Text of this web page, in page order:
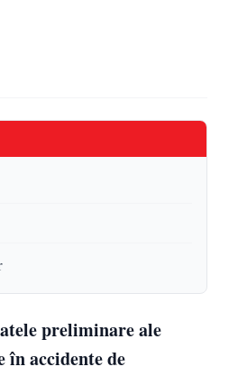
preliminare ale
în accidente de